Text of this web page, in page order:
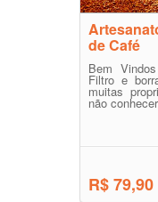
de Café
Bem
Filtro e
muitas
não
R$ 79,90